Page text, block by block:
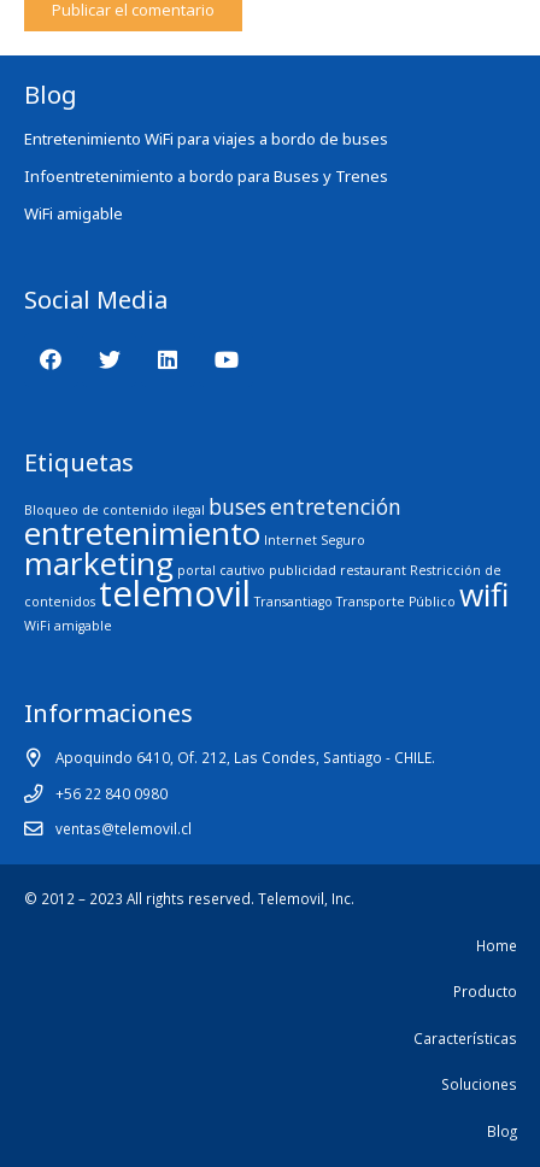
Publicar el comentario
Blog
Entretenimiento WiFi para viajes a bordo de buses
Infoentretenimiento a bordo para Buses y Trenes
WiFi amigable
Social Media
Etiquetas
Bloqueo de contenido ilegal busesentretención
entretenimiento Internet Seguro
marketing portal cautivo publicidad restaurant Restricción de
contenidos telemovil Transantiago Transporte Público wifi
WiFi amigable
Informaciones
Apoquindo 6410, Of. 212, Las Condes, Santiago - CHILE.
+56 22 840 0980
ventas@telemovil.cl
© 2012 – 2023 All rights reserved. Telemovil, Inc.
Home
Producto
Características
Soluciones
Blog